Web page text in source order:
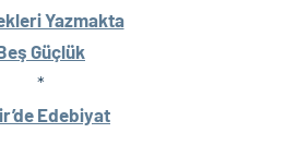
Yazmakta
Güçlük
*
Edebiyat